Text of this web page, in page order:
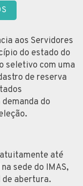
aos Servidores
do estado do
seletivo com uma
de reserva
do
até
sede do IMAS,
de abertura.